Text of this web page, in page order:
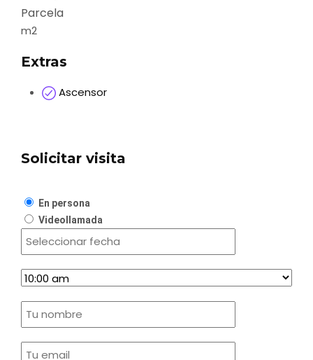
Parcela
m2
Extras
Ascensor
Solicitar visita
En persona
Videollamada